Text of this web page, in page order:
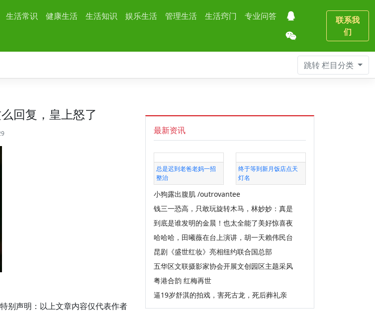
生活常识 健康生活 生活知识 娱乐生活 管理生活 生活窍门
专业问答
联系我
们
跳转栏目分类
回复，皇上怒了
别声明：以上文章内容仅代表作者
最新资讯
总是迟到老爸老妈一招
整治
终于等到新月饭店点天
灯名
小狗露出腹肌 /outrovantee
钱三一恐高，只敢玩旋转木马，林妙妙：真是
到底是谁发明的金晨！也太全能了美好惊喜夜
哈哈哈，田曦薇在台上演讲，胡一天賴伟民台
昆剧《盛世红妆》亮相纽约联合国总部
五华区文联摄影家协会开展文创园区主题采风
粤港合韵 红梅再世
逼19岁舒淇的拍戏，害死古龙，死后葬礼亲